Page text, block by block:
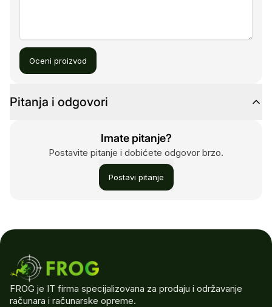
Oceni proizvod
Pitanja i odgovori
Imate pitanje?
Postavite pitanje i dobićete odgovor brzo.
Postavi pitanje
FROG je IT firma specijalizovana za prodaju i održavanje
računara i računarske opreme.